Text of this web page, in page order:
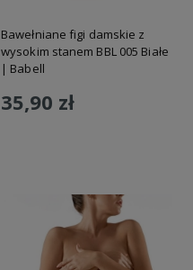
Bawełniane figi damskie z
wysokim stanem BBL 005 Białe
| Babell
35,90 zł